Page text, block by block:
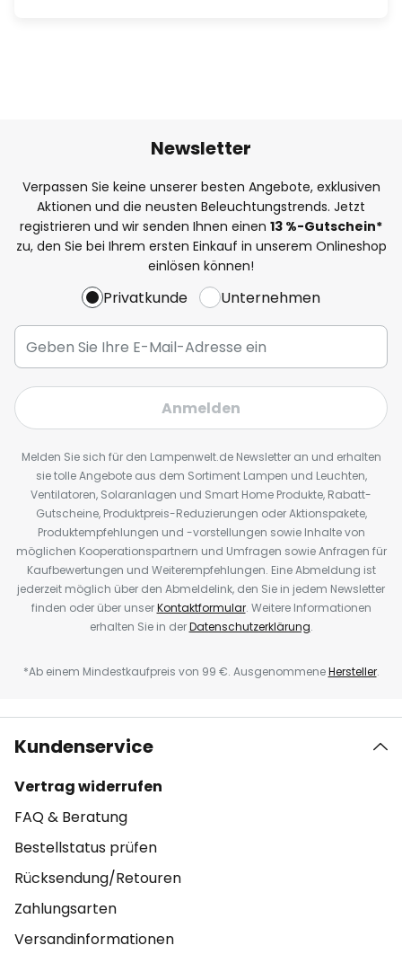
Newsletter
Verpassen Sie keine unserer besten Angebote, exklusiven
Aktionen und die neusten Beleuchtungstrends. Jetzt
registrieren und wir senden Ihnen einen 13 %-Gutschein*
zu, den Sie bei Ihrem ersten Einkauf in unserem Onlineshop
einlösen können!
Privatkunde Unternehmen
Anmelden
Melden Sie sich für den Lampenwelt.de Newsletter an und erhalten
sie tolle Angebote aus dem Sortiment Lampen und Leuchten,
Ventilatoren, Solaranlagen und Smart Home Produkte, Rabatt-
Gutscheine, Produktpreis-Reduzierungen oder Aktionspakete,
Produktempfehlungen und -vorstellungen sowie Inhalte von
möglichen Kooperationspartnern und Umfragen sowie Anfragen für
Kaufbewertungen und Weiterempfehlungen. Eine Abmeldung ist
jederzeit möglich über den Abmeldelink, den Sie in jedem Newsletter
finden oder über unserKontaktformular. Weitere Informationen
erhalten Sie in derDatenschutzerklärung.
*Ab einem Mindestkaufpreis von 99 €. AusgenommeneHersteller.
Kundenservice
Vertrag widerrufen
FAQ & Beratung
Bestellstatus prüfen
Rücksendung/Retouren
Zahlungsarten
Versandinformationen